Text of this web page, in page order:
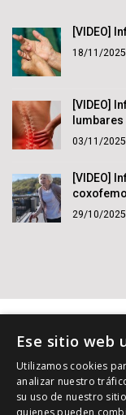
[VIDEO]
18/11/2025
[VIDEO]
lumbares
03/11/2025
[VIDEO]
29/10/2025
© 2015 - 2026 Dr.
Ese sitio web
Utilizamos cookies
analizar nuestro
su uso de nuestro
quienes pueden